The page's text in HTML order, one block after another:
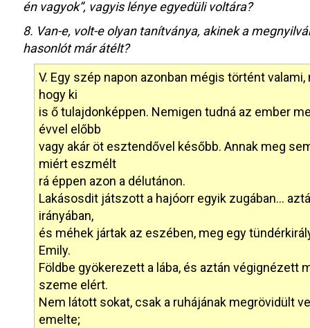
én vagyok”, vagyis lénye egyedüli voltára?
8. Van-e, volt-e olyan tanítványa, akinek a
hasonlót már átélt?
V. Egy szép napon azonban mégis történt
hogy ki
is ő tulajdonképpen. Nemigen tudná az ember
évvel előbb
vagy akár öt esztendővel később. Annak meg
miért eszmélt
rá éppen azon a délutánon.
Lakásosdit játszott a hajóorr egyik zugában…
irányában,
és méhek jártak az eszében, meg egy
Emily.
Földbe gyökerezett a lába, és aztán végignézett
szeme elért.
Nem látott sokat, csak a ruhájának megrövidült
emelte;